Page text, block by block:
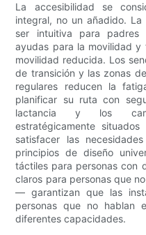
La accesibilidad se
integral, no un añadido.
ser intuitiva para padres
ayudas para la movilidad y
movilidad reducida. Los
de transición y las zonas
regulares reducen la
planificar su ruta con
lactancia y los
estratégicamente
satisfacer las
principios de diseño
táctiles para personas con
claros para personas que
— garantizan que las
personas que no hablan
diferentes capacidades.